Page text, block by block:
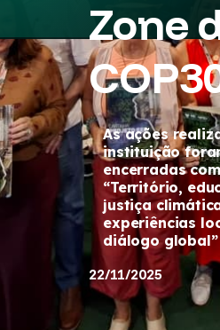
Zone
As ações
instituição
encerradas
“Território,
justiça
experiências
diálogo global”
22/11/2025